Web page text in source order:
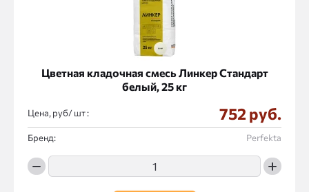
Цветная кладочная смесь Линкер Стандарт
белый, 25 кг
Цена, руб/ : 752 руб.
Бренд: Perfekta